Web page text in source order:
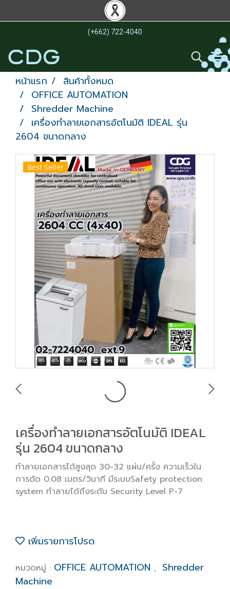
(+662) 722-4040
หน้าแรก
สินค้าทั้งหมด
OFFICE AUTOMATION
Shredder Machine
เครื่องทำลายเอกสารอัตโนมัติ IDEAL รุ่น
2604 ขนาดกลาง
Best Seller
เครื่องทำลายเอกสารอัตโนมัติ IDEAL
รุ่น 2604 ขนาดกลาง
ทำลายเอกสารได้สูงสุด 30-32 แผ่น/ครั้ง ความเร็วใน
การตัด 0.08 เมตร/วินาที มีระบบSafety protection
system ทำลายได้ถึงระดับ Security Level P-7
เพิ่มรายการโปรด
หมวดหมู่ : OFFICE AUTOMATION , Shredder
Machine